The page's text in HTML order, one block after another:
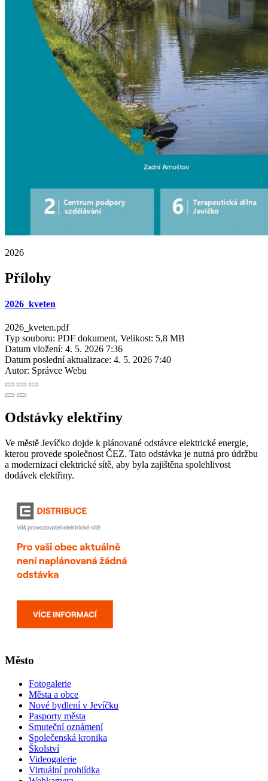
2026
Přílohy
2026_kveten
2026_kveten.pdf
Typ souboru: PDF dokument, Velikost: 5,8 MB
Datum vložení: 4. 5. 2026 7:36
Datum poslední aktualizace: 4. 5. 2026 7:40
Autor: Správce Webu
Odstávky elektřiny
Ve městě Jevíčko dojde k plánované odstávce elektrické energie,
kterou provede společnost ČEZ. Tato odstávka je nutná pro údržbu
a modernizaci elektrické sítě, aby byla zajištěna spolehlivost
dodávek elektřiny.
Město
Fotogalerie
Města a obce
Nové bydlení v Jevíčku
Pasporty města
Smuteční oznámení
Společenská kronika
Školství
Videogalerie
Virtuální prohlídka